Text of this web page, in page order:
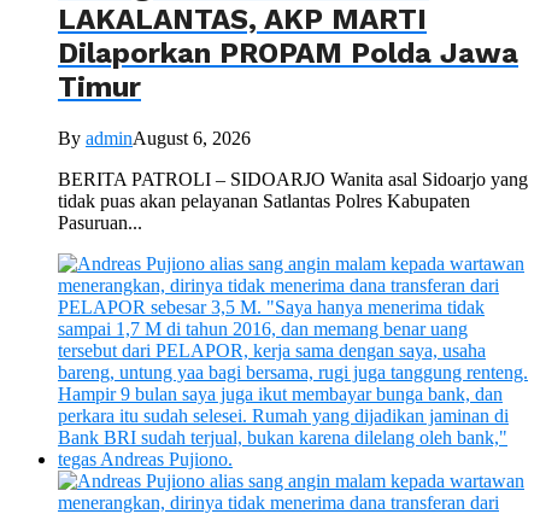
LAKALANTAS, AKP MARTI
Dilaporkan PROPAM Polda Jawa
Timur
By adminAugust 6, 2026
BERITA PATROLI – SIDOARJO Wanita asal Sidoarjo yang
tidak puas akan pelayanan Satlantas Polres Kabupaten
Pasuruan...